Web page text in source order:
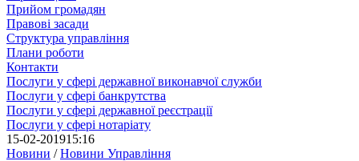
Прийом громадян
Правові засади
Структура управління
Плани роботи
Контакти
Послуги у сфері державної виконавчої служби
Послуги у сфері банкрутства
Послуги у сфері державної реєстрації
Послуги у сфері нотаріату
15-02-201915:16
Новини /Новини Управління